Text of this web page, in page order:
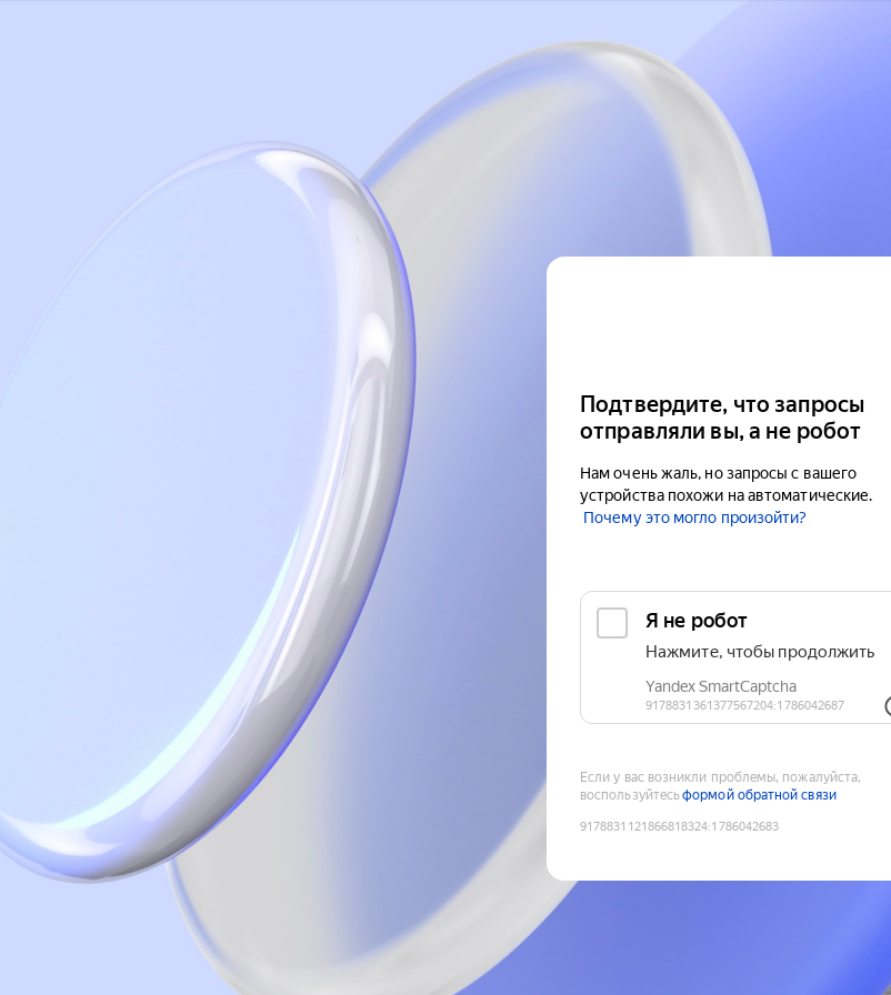
Подтвердите, что запросы
отправляли вы, а не робот
Нам очень жаль, но запросы с вашего
устройства похожи на автоматические.
Почему это могло произойти?
Если у вас возникли проблемы, пожалуйста,
воспользуйтесьформой обратной связи
9178831121866818324:1786042683